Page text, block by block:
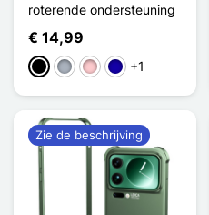
roterende ondersteuning
€ 14,99
ZwartGrijsRozeDonkerblauw
+1
Zie de beschrijving